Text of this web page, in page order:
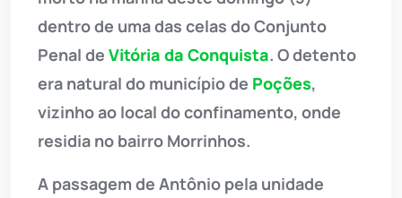
dentro de uma das celas do Conjunto
Penal de Vitória da Conquista. O detento
era natural do município de Poções,
vizinho ao local do confinamento, onde
residia no bairro Morrinhos.
A passagem de Antônio pela unidade